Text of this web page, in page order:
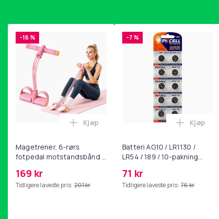
-16 %
Magetrener, 6-rørs
fotpedal motstandsbånd -
yoga og
hjemmegymnastikk Pink
169 kr
Tidligere laveste pris: 201 kr
Legg Magetrener, 6-rørs fotpedal
Kjøp
-7 %
Batteri AG10 / LR1130 /
LR54 / 189 / 10-pakning
71 kr
Tidligere laveste pris: 76 kr
Legg
Kjøp